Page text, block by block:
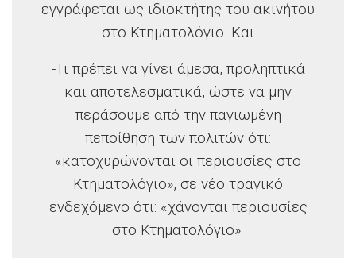
εγγράφεται ως ιδιοκτήτης του ακινήτου
στο Κτηματολόγιο. Και
-Τι πρέπει να γίνει άμεσα, προληπτικά
και αποτελεσματικά, ώστε να μην
περάσουμε από την παγιωμένη
πεποίθηση των πολιτών ότι:
«κατοχυρώνονται οι περιουσίες στο
Κτηματολόγιο», σε νέο τραγικό
ενδεχόμενο ότι: «χάνονται περιουσίες
στο Κτηματολόγιο».